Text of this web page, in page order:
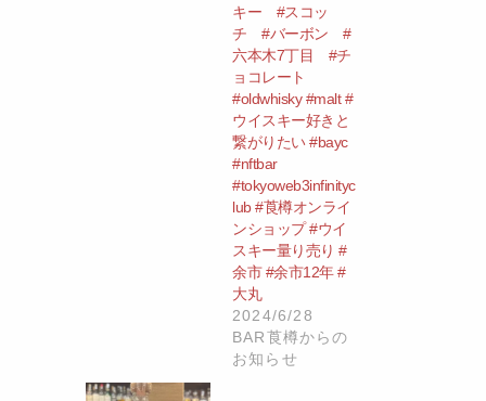
キー #スコッ
チ #バーボン #
六本木7丁目 #チ
ョコレート
#oldwhisky #malt #
ウイスキー好きと
繋がりたい #bayc
#nftbar
#tokyoweb3infinityc
lub #莨樽オンライ
ンショップ #ウイ
スキー量り売り #
余市 #余市12年 #
大丸
2024/6/28
BAR莨樽からの
お知らせ